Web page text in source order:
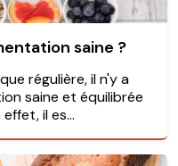
saine ?
régulière, il n'y a
saine et équilibrée
il es...